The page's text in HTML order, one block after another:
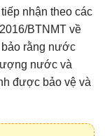
nhận theo các
BTNMT về
rằng nước
nước và
được bảo vệ và